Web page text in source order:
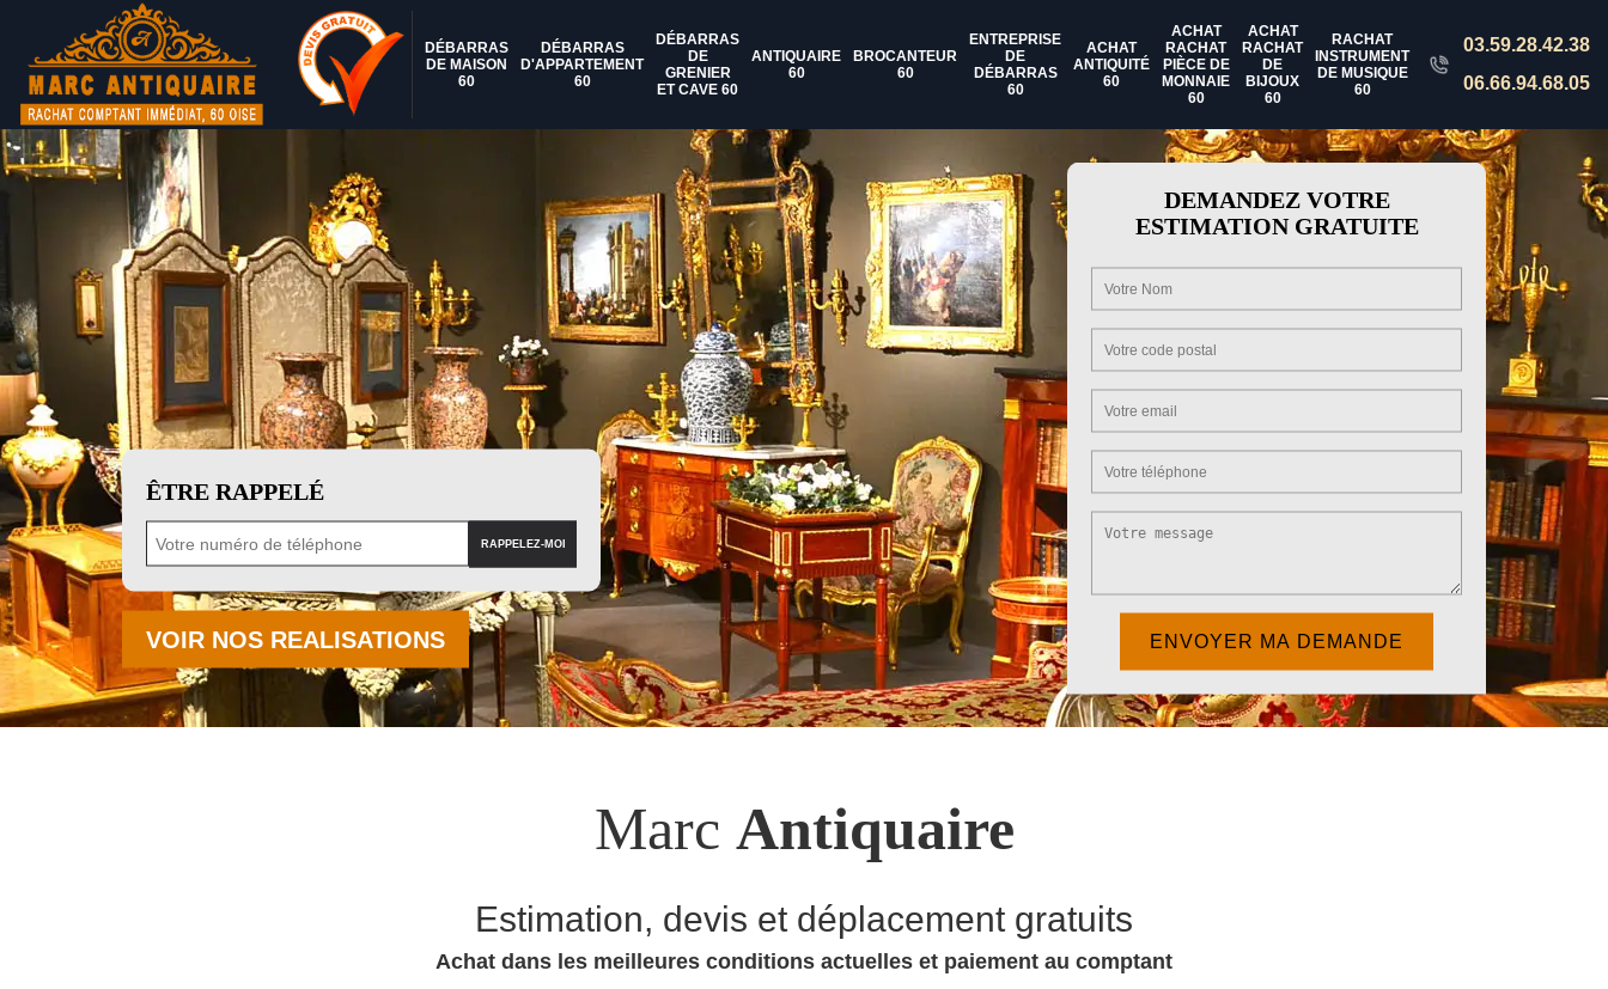
DÉBARRAS
DE MAISON
60
DÉBARRAS
D'APPARTEMENT
60
DÉBARRAS
DE
GRENIER
ET CAVE 60
ANTIQUAIRE
60
BROCANTEUR
60
ENTREPRISE
DE
DÉBARRAS
60
ACHAT
ANTIQUITÉ
60
ACHAT
RACHAT
PIÈCE DE
MONNAIE
60
ACHAT
RACHAT
DE
BIJOUX
60
RACHAT
INSTRUMENT
DE MUSIQUE
60
03.59.28.42.38
06.66.94.68.05
ÊTRE RAPPELÉ
VOIR NOS REALISATIONS
DEMANDEZ VOTRE
ESTIMATION GRATUITE
Marc Antiquaire
Estimation, devis et déplacement gratuits
Achat dans les meilleures conditions actuelles et paiement au comptant